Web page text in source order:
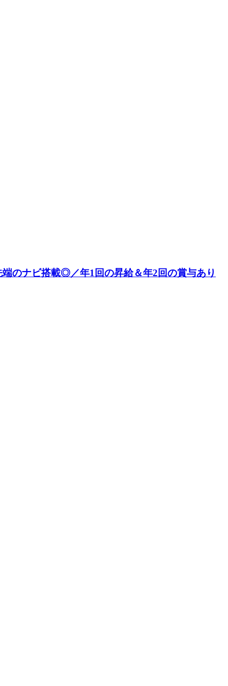
のナビ搭載◎／年1回の昇給＆年2回の賞与あり